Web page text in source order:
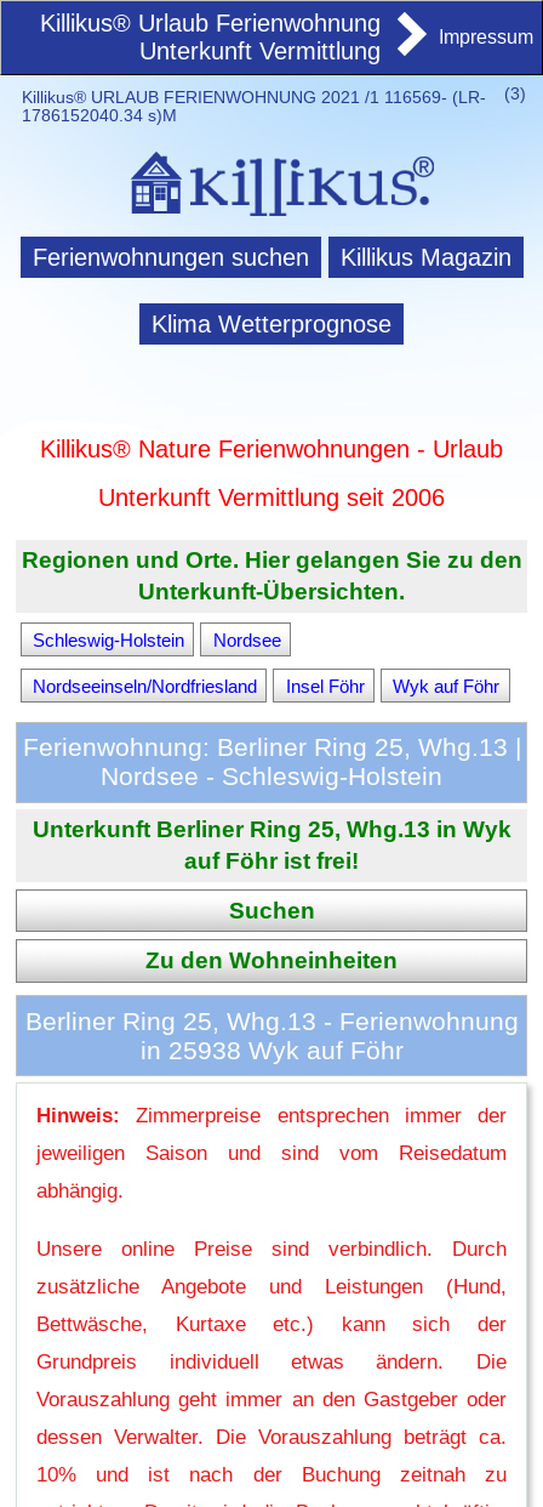
Killikus® Urlaub Ferienwohnung
Unterkunft Vermittlung
Impressum
(3)
Killikus® URLAUB FERIENWOHNUNG 2021 /1 116569- (LR-
1786152040.34 s)M
Ferienwohnungen suchen Killikus Magazin
Klima Wetterprognose
Killikus® Nature Ferienwohnungen - Urlaub
Unterkunft Vermittlung seit 2006
Regionen und Orte. Hier gelangen Sie zu den
Unterkunft-Übersichten.
Schleswig-Holstein Nordsee
Nordseeinseln/Nordfriesland Insel Föhr Wyk auf Föhr
Ferienwohnung: Berliner Ring 25, Whg.13 |
Nordsee - Schleswig-Holstein
Unterkunft Berliner Ring 25, Whg.13 in Wyk
auf Föhr ist frei!
Suchen
Zu den Wohneinheiten
Berliner Ring 25, Whg.13 - Ferienwohnung
in 25938 Wyk auf Föhr
Hinweis:
Zimmerpreise entsprechen immer der
jeweiligen Saison und sind vom Reisedatum
abhängig.
Unsere online Preise sind verbindlich. Durch
zusätzliche Angebote und Leistungen (Hund,
Bettwäsche, Kurtaxe etc.) kann sich der
Grundpreis individuell etwas ändern. Die
Vorauszahlung geht immer an den Gastgeber oder
dessen Verwalter. Die Vorauszahlung beträgt ca.
10% und ist nach der Buchung zeitnah zu